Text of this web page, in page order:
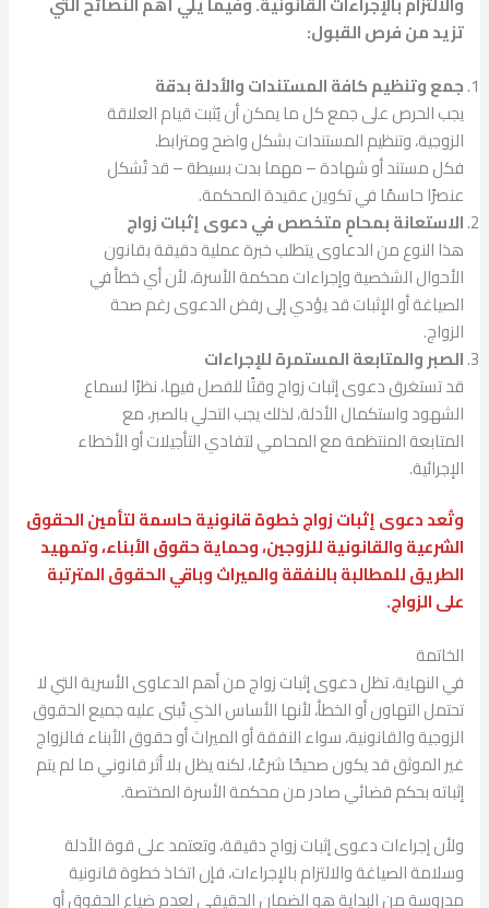
تزيد من فرص القبول:
جمع وتنظيم كافة المستندات والأدلة بدقة
يجب الحرص على جمع كل ما يمكن أن يُثبت قيام العلاقة
الزوجية، وتنظيم المستندات بشكل واضح ومترابط.
فكل مستند أو شهادة – مهما بدت بسيطة – قد تُشكل
عنصرًا حاسمًا في تكوين عقيدة المحكمة.
الاستعانة بمحامٍ متخصص في دعوى إثبات زواج
هذا النوع من الدعاوى يتطلب خبرة عملية دقيقة بقانون
الأحوال الشخصية وإجراءات محكمة الأسرة، لأن أي خطأ في
الصياغة أو الإثبات قد يؤدي إلى رفض الدعوى رغم صحة
الزواج.
الصبر والمتابعة المستمرة للإجراءات
قد تستغرق دعوى إثبات زواج وقتًا للفصل فيها، نظرًا لسماع
الشهود واستكمال الأدلة، لذلك يجب التحلي بالصبر، مع
المتابعة المنتظمة مع المحامي لتفادي التأجيلات أو الأخطاء
الإجرائية.
وتُعد دعوى إثبات زواج خطوة قانونية حاسمة لتأمين الحقوق
الشرعية والقانونية للزوجين، وحماية حقوق الأبناء، وتمهيد
الطريق للمطالبة بالنفقة والميراث وباقي الحقوق المترتبة
على الزواج.
الخاتمة
في النهاية، تظل دعوى إثبات زواج من أهم الدعاوى الأسرية التي لا
تحتمل التهاون أو الخطأ، لأنها الأساس الذي تُبنى عليه جميع الحقوق
الزوجية والقانونية، سواء النفقة أو الميراث أو حقوق الأبناء فالزواج
غير الموثق قد يكون صحيحًا شرعًا، لكنه يظل بلا أثر قانوني ما لم يتم
إثباته بحكم قضائي صادر من محكمة الأسرة المختصة.
ولأن إجراءات دعوى إثبات زواج دقيقة، وتعتمد على قوة الأدلة
وسلامة الصياغة والالتزام بالإجراءات، فإن اتخاذ خطوة قانونية
مدروسة من البداية هو الضمان الحقيقي لعدم ضياع الحقوق أو